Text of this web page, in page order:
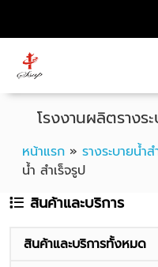
หน้าแรก » รางระบายน้ำส
น้ำ สำเร็จรูป
โรงงานผลิตรางร
สินค้าและบริการ
สินค้าและบริการทั้งหมด